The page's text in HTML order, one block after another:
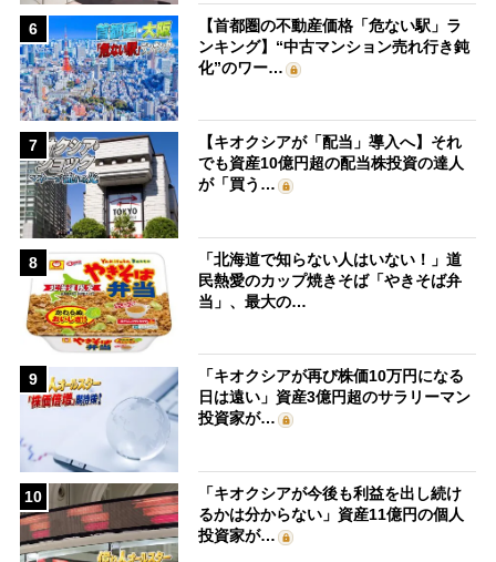
6
【首都圏の不動産価格「危ない駅」ラ
ンキング】“中古マンション売れ行き鈍
化”のワー…
7
【キオクシアが「配当」導入へ】それ
でも資産10億円超の配当株投資の達人
が「買う…
8
「北海道で知らない人はいない！」道
民熱愛のカップ焼きそば「やきそば弁
当」、最大の…
9
「キオクシアが再び株価10万円になる
日は遠い」資産3億円超のサラリーマン
投資家が…
10
「キオクシアが今後も利益を出し続け
るかは分からない」資産11億円の個人
投資家が…